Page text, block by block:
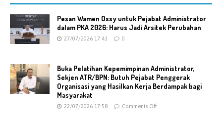
Pesan Wamen Ossy untuk Pejabat Administrator
dalam PKA 2026: Harus Jadi Arsitek Perubahan
27/07/2026 17:43 0
Buka Pelatihan Kepemimpinan Administrator,
Sekjen ATR/BPN: Butuh Pejabat Penggerak
Organisasi yang Hasilkan Kerja Berdampak bagi
Masyarakat
22/07/2026 17:58 Comments Off